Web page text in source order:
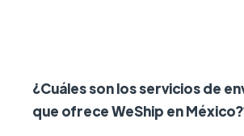
¿Cuáles son los servicios de
que ofrece WeShip en